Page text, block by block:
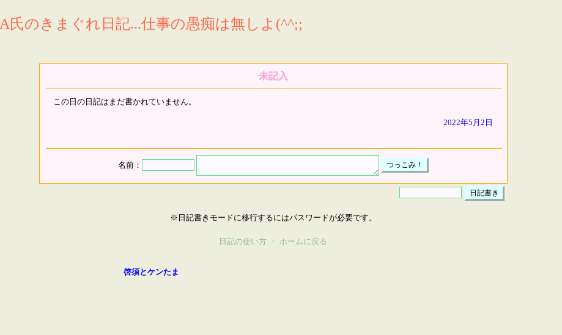
A氏のきまぐれ日記...仕事の愚痴は無しよ(^^;;
未記入
この日の日記はまだ書かれていません。
2022年5月2日
名前：
※日記書きモードに移行するにはパスワードが必要です。
日記の使い方 ・ ホームに戻る
啓須とケンたま